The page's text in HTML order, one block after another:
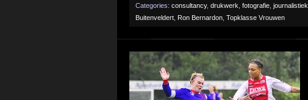
Categories: consultancy, drukwerk fotografie journalistiek
Buitenveldert Ron Bernardon Topklasse Vrouwen